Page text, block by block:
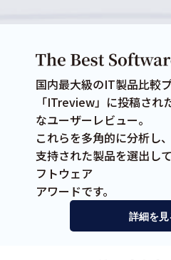
国内最大級のIT製品比較
「ITreview」に投稿され
なユーザーレビュー。
これらを多角的に分析し
支持された製品を選出し
フトウェア
アワードです。
詳細を見